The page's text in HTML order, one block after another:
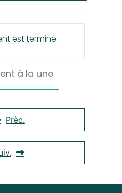
est terminé.
à la une
Prèc.